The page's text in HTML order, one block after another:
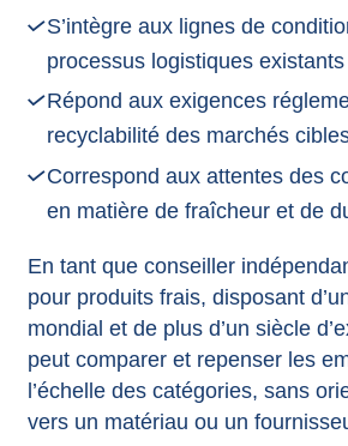
S’intègre aux lignes de
processus logistiques existants
Répond aux exigences
recyclabilité des marchés
Correspond aux attentes des
en matière de fraîcheur et de
En tant que conseiller
pour produits frais, disposant
mondial et de plus d’un siècle
peut comparer et repenser les
l’échelle des catégories, sans
vers un matériau ou un